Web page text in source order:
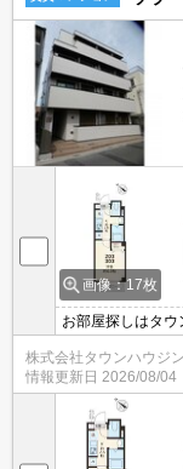
画像：17枚
お部屋探しはタ
株式会社タウンハウジ
情報更新日 2026/08/04